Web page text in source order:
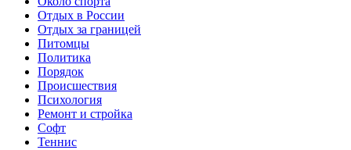
Отдых в России
Отдых за границей
Питомцы
Политика
Порядок
Происшествия
Психология
Ремонт и стройка
Софт
Теннис